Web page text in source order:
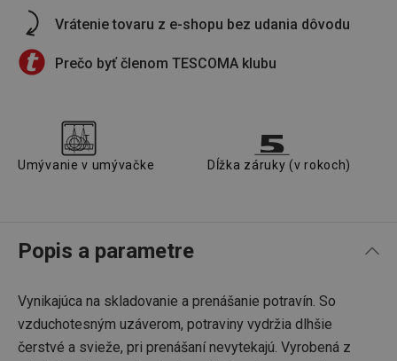
Vrátenie tovaru z e-shopu bez udania dôvodu
Prečo byť členom TESCOMA klubu
Umývanie v umývačke Dĺžka záruky (v rokoch)
Popis a parametre
Vynikajúca na skladovanie a prenášanie potravín. So
vzduchotesným uzáverom, potraviny vydržia dlhšie
čerstvé a svieže, pri prenášaní nevytekajú. Vyrobená z